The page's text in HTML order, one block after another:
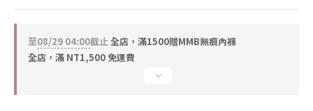
至08/29 04:00截止全店，滿1500贈MMB無痕內褲
全店，滿 NT1,500 免運費